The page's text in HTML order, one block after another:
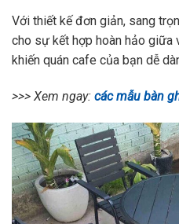
Với thiết kế đơn giản, sang
cho sự kết hợp hoàn hảo giữa
khiến quán cafe của bạn dễ
>>> Xem ngay: các mẫu bàn